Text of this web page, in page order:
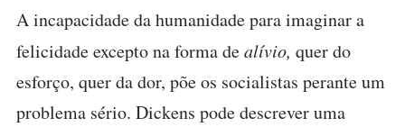
A incapacidade da humanidade para imaginar a
felicidade excepto na forma dealívio, quer do
esforço, quer da dor, põe os socialistas perante um
problema sério. Dickens pode descrever uma